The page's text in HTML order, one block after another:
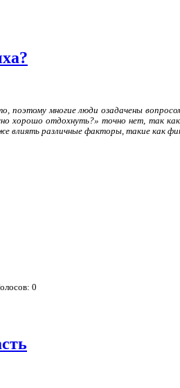
поэтому многие люди озадачены
хорошо отдохнуть?» точно нет, так
влиять различные факторы, такие как
0